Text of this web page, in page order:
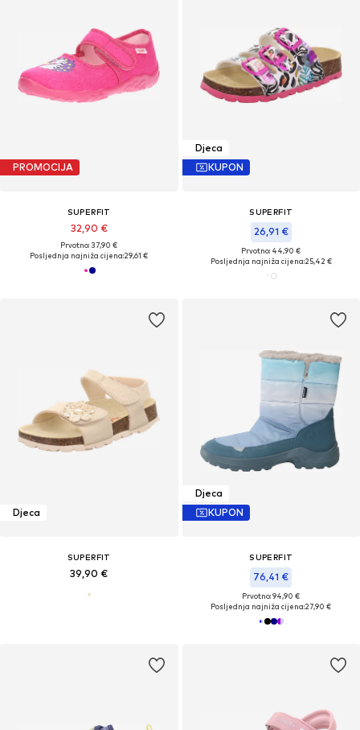
PROMOCIJA
SUPERFIT
32,90 €
Prvotno: 37,90 €
Posljednja najniža cijena:29,61 €
Djeca
KUPON
SUPERFIT
26,91 €
Prvotno: 44,90 €
Posljednja najniža cijena:25,42 €
Djeca
SUPERFIT
39,90 €
Djeca
KUPON
SUPERFIT
76,41 €
Prvotno: 94,90 €
Posljednja najniža cijena:27,90 €